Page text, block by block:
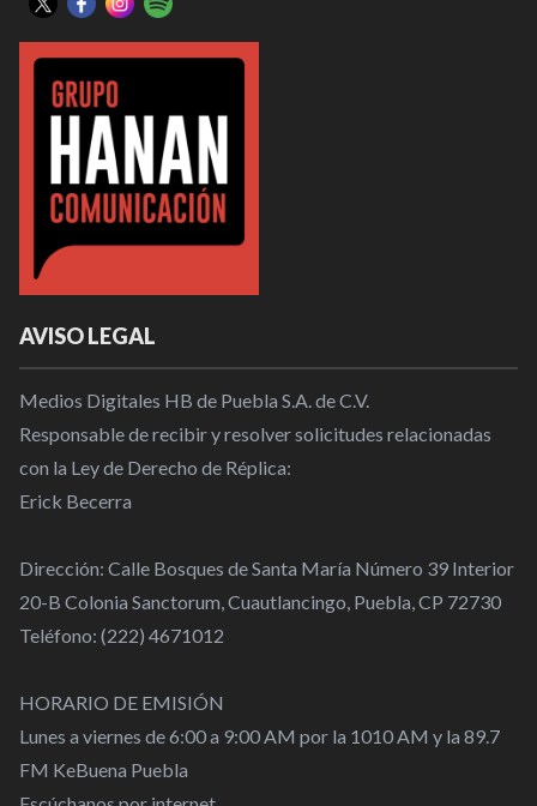
AVISO LEGAL
Medios Digitales HB de Puebla S.A. de C.V.
Responsable de recibir y resolver solicitudes relacionadas
con la Ley de Derecho de Réplica:
Erick Becerra
Dirección: Calle Bosques de Santa María Número 39 Interior
20-B Colonia Sanctorum, Cuautlancingo, Puebla, CP 72730
Teléfono: (222) 4671012
HORARIO DE EMISIÓN
Lunes a viernes de 6:00 a 9:00 AM por la 1010 AM y la 89.7
FM KeBuena Puebla